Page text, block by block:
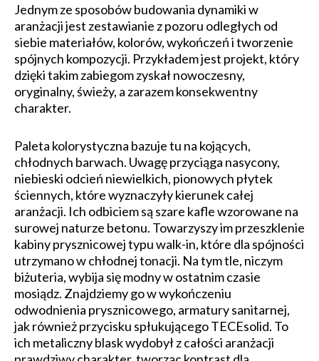
Jednym ze sposobów budowania dynamiki w
aranżacji jest zestawianie z pozoru odległych od
siebie materiałów, kolorów, wykończeń i tworzenie
spójnych kompozycji. Przykładem jest projekt, który
dzięki takim zabiegom zyskał nowoczesny,
oryginalny, świeży, a zarazem konsekwentny
charakter.
Paleta kolorystyczna bazuje tu na kojących,
chłodnych barwach. Uwagę przyciąga nasycony,
niebieski odcień niewielkich, pionowych płytek
ściennych, które wyznaczyły kierunek całej
aranżacji. Ich odbiciem są szare kafle wzorowane na
surowej naturze betonu. Towarzyszy im przeszklenie
kabiny prysznicowej typu walk-in, które dla spójności
utrzymano w chłodnej tonacji. Na tym tle, niczym
biżuteria, wybija się modny w ostatnim czasie
mosiądz. Znajdziemy go w wykończeniu
odwodnienia prysznicowego, armatury sanitarnej,
jak również przycisku spłukującego TECEsolid. To
ich metaliczny blask wydobył z całości aranżacji